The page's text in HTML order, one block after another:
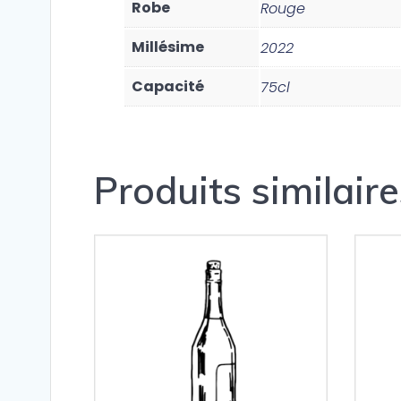
Robe
Rouge
Millésime
2022
Capacité
75cl
Produits